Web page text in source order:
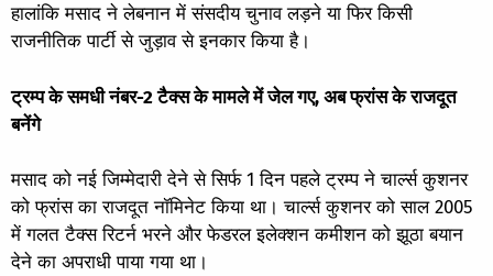
हालांकि मसाद ने लेबनान में संसदीय चुनाव लड़ने या फिर किसी
राजनीतिक पार्टी से जुड़ाव से इनकार किया है।
ट्रम्प के समधी नंबर-2 टैक्स के मामले में जेल गए, अब फ्रांस के राजदूत
बनेंगे
मसाद को नई जिम्मेदारी देने से सिर्फ 1 दिन पहले ट्रम्प ने चार्ल्स कुशनर
को फ्रांस का राजदूत नॉमिनेट किया था। चार्ल्स कुशनर को साल 2005
में गलत टैक्स रिटर्न भरने और फेडरल इलेक्शन कमीशन को झूठा बयान
देने का अपराधी पाया गया था।